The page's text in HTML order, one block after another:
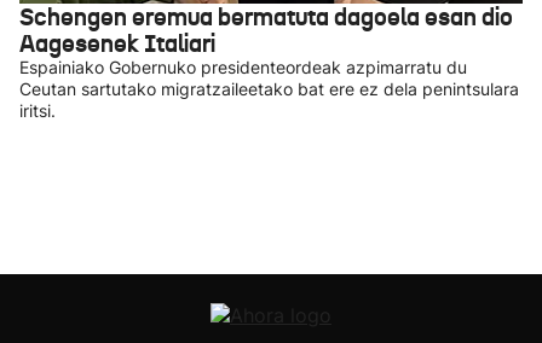
Schengen eremua bermatuta dagoela esan dio
Aagesenek Italiari
Espainiako Gobernuko presidenteordeak azpimarratu du
Ceutan sartutako migratzaileetako bat ere ez dela penintsulara
iritsi.